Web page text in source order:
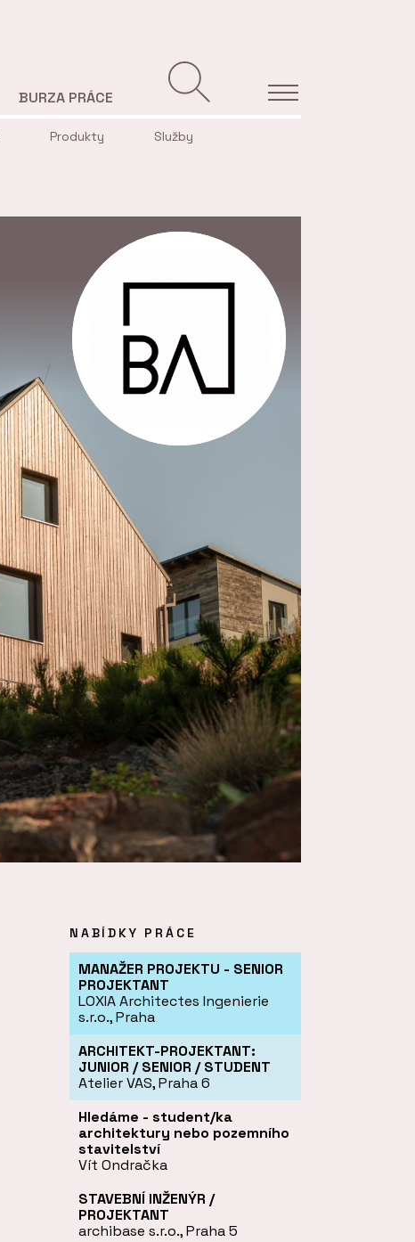
Produkty Služby
BURZA PRÁCE
NABÍDKY PRÁCE
MANAŽER PROJEKTU - SENIOR
PROJEKTANT
LOXIA Architectes Ingenierie
s.r.o., Praha
ARCHITEKT-PROJEKTANT:
JUNIOR / SENIOR / STUDENT
Atelier VAS, Praha 6
Hledáme - student/ka
architektury nebo pozemního
stavitelství
Vít Ondračka
STAVEBNÍ INŽENÝR /
PROJEKTANT
archibase s.r.o., Praha 5